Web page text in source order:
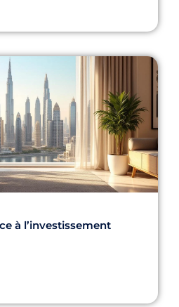
à l’investissement